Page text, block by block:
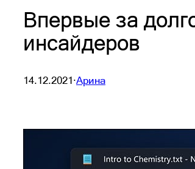
Впервые за
инсайдеров
14.12.2021·Арина